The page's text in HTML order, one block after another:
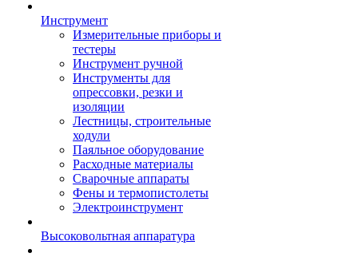
Инструмент
Измерительные приборы и
тестеры
Инструмент ручной
Инструменты для
опрессовки, резки и
изоляции
Лестницы, строительные
ходули
Паяльное оборудование
Расходные материалы
Сварочные аппараты
Фены и термопистолеты
Электроинструмент
Высоковольтная аппаратура